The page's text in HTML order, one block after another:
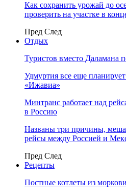
Как сохранить урожай до
проверить на участке в
Пред След
Отдых
Туристов вместо Даламана
Удмуртия все еще
«Ижавиа»
Минтранс работает над
в Россию
Названы три причины,
рейсы между Россией и
Пред След
Рецепты
Постные котлеты из моркови